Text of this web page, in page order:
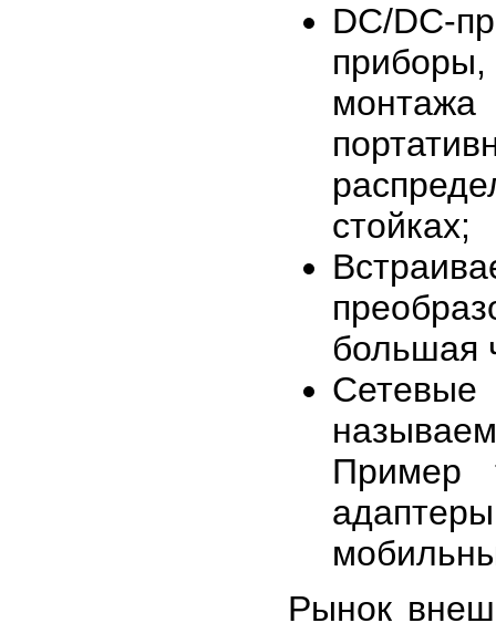
DC/DC-
монтажа
стойках;
большая
Пример
Рынок